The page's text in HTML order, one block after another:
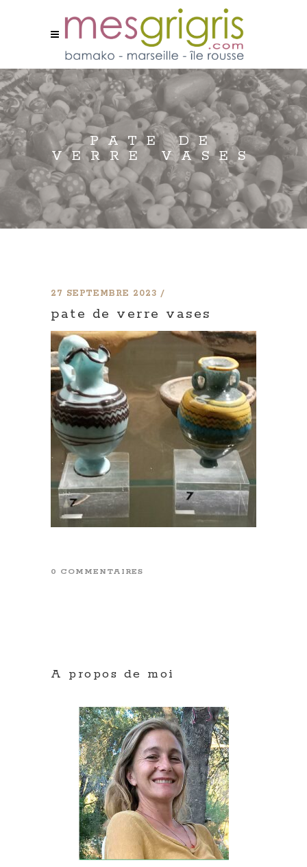
PATE DE
VERRE VASES
27 SEPTEMBRE 2023
pate de verre vases
0 COMMENTAIRES
A propos de moi